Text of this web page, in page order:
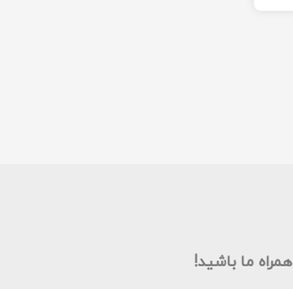
همراه ما باشید!